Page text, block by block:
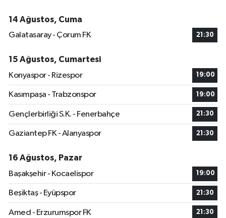
14 Ağustos, Cuma
Galatasaray - Çorum FK
21:30
15 Ağustos, Cumartesi
Konyaspor - Rizespor
19:00
Kasımpaşa - Trabzonspor 19:00
Gençlerbirliği S.K. - Fenerbahçe 21:30
Gaziantep FK - Alanyaspor 21:30
16 Ağustos, Pazar
Başakşehir - Kocaelispor
19:00
Beşiktaş - Eyüpspor 21:30
Amed - Erzurumspor FK 21:30